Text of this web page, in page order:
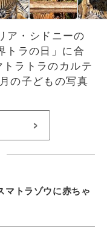
ア・シドニーの
トラの日」に合
ラトラのカルテ
の子どもの写真
>
マトラゾウに赤ちゃ